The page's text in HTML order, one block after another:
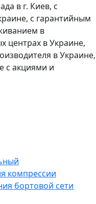
в г. Киев, с
с гарантийным
в
центрах в Украине,
в Украине,
с акциями и
компрессии
бортовой сети